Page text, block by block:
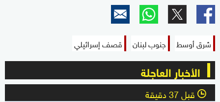
شرق أوسط جنوب لبنان قصف إسرائيلي
الأخبار العاجلة
l قبل 37 دقيقة